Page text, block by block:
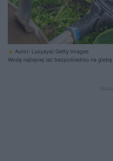
Autor: Lusyaya/ Getty Images
Wodę najlepiej lać bezpośrednio na